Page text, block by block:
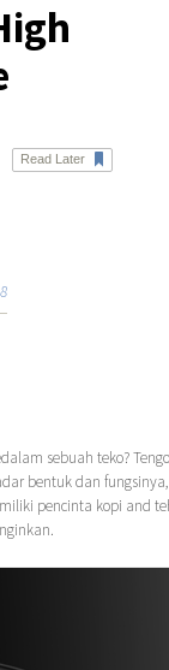
Read Later
sebuah teko?
bentuk dan
pencinta kopi and